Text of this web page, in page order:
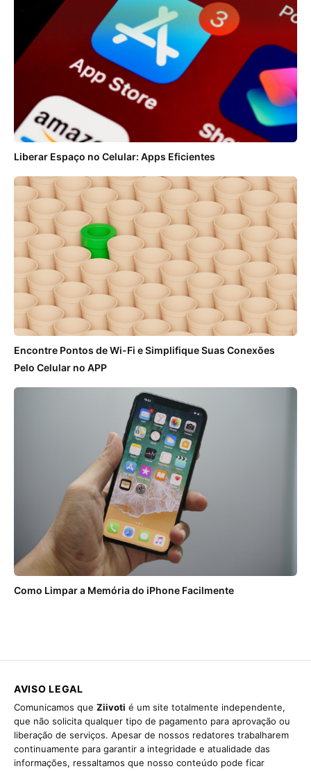
Liberar Espaço no Celular: Apps Eficientes
Encontre Pontos de Wi-Fi e Simplifique Suas Conexões
Pelo Celular no APP
Como Limpar a Memória do iPhone Facilmente
AVISO LEGAL
Comunicamos que Ziivoti é um site totalmente independente,
que não solicita qualquer tipo de pagamento para aprovação ou
liberação de serviços. Apesar de nossos redatores trabalharem
continuamente para garantir a integridade e atualidade das
informações, ressaltamos que nosso conteúdo pode ficar